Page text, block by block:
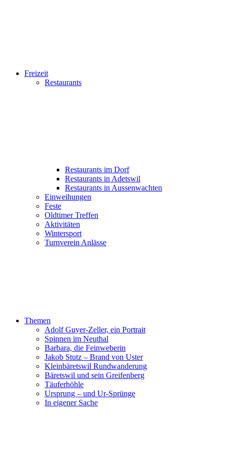
Freizeit
Restaurants
Restaurants im Dorf
Restaurants in Adetswil
Restaurants in Aussenwachten
Einweihungen
Feste
Oldtimer Treffen
Aktivitäten
Wintersport
Turnverein Anlässe
Themen
Adolf Guyer-Zeller, ein Portrait
Spinnen im Neuthal
Barbara, die Feinweberin
Jakob Stutz – Brand von Uster
Kleinbäretswil Rundwanderung
Bäretswil und sein Greifenberg
Täuferhöhle
Ursprung – und Ur-Sprünge
In eigener Sache